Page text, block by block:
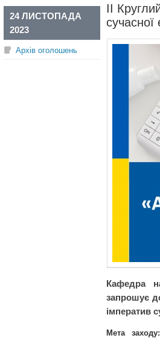
ІІ
сучасної
24 ЛИСТОПАДА
2023
Архів оголошень
Кафедра
запрошує
імператив
Мета заходу: